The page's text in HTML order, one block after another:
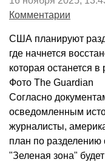
Комментарии
США планируют
где начнется
которая останется
Фото The Guardian
Согласно
осведомленным
журналисты,
план по разделению
"Зеленая зона"